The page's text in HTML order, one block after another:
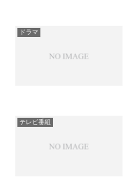
ドラマ
テレビ番組